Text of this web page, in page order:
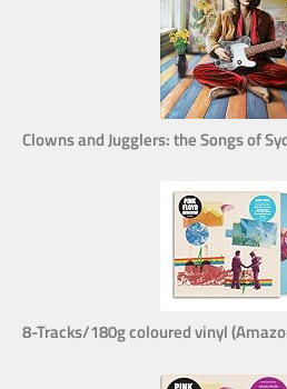
Clowns and Jugglers: the Songs of
8-Tracks/180g coloured vinyl